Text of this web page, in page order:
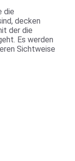
die
decken
der die
Es werden
Sichtweise